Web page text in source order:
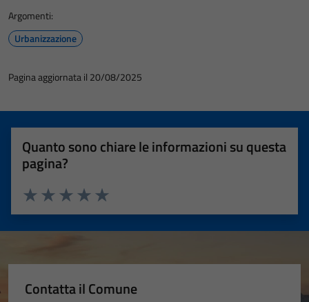
Argomenti:
Urbanizzazione
Pagina aggiornata il 20/08/2025
Quanto sono chiare le informazioni su questa
pagina?
Valuta 5 stelle su 5
Valuta 4 stelle su 5
Valuta 3 stelle su 5
Valuta 2 stelle su 5
Valuta 1 stelle su 5
Contatta il Comune